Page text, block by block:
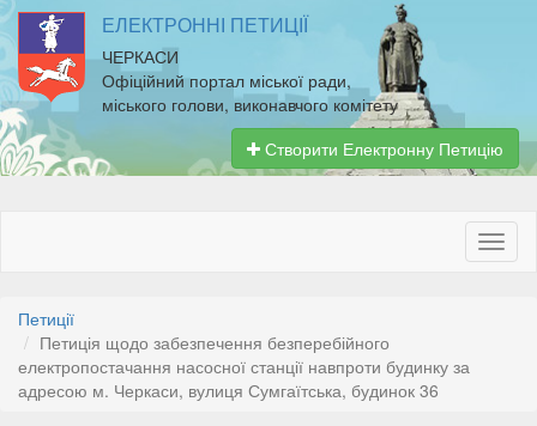
ЕЛЕКТРОННІ ПЕТИЦІЇ
ЧЕРКАСИ
Офіційний портал міської ради,
міського голови, виконавчого комітету
Створити Електронну Петицію
Петиції
Петиція щодо забезпечення безперебійного
електропостачання насосної станції навпроти будинку за
адресою м. Черкаси, вулиця Сумгаїтська, будинок 36